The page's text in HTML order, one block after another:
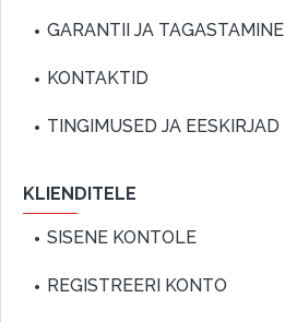
GARANTII JA TAGASTAMINE
KONTAKTID
TINGIMUSED JA EESKIRJAD
KLIENDITELE
SISENE KONTOLE
REGISTREERI KONTO